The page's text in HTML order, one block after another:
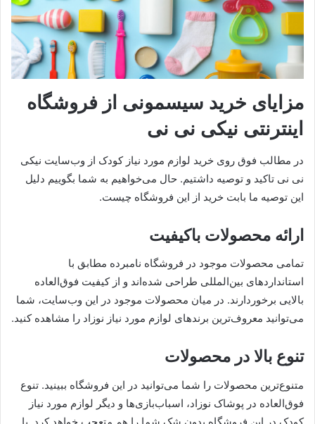
مزایای خرید سیسمونی از فروشگاه
اینترنتی نیکی نی نی
در مطالب فوق روی خرید لوازم مورد نیاز کودک از وب‌سایت نیکی
نی نی تاکید و توصیه داشتیم. حال می‌خواهیم به شما بگوییم دلیل
این توصیه ما بابت خرید از این فروشگاه چیست.
ارائه محصولات باکیفیت
تمامی محصولات موجود در فروشگاه نامبرده مطابق با
استانداردهای بین‌المللی طراحی شده‌اند و از کیفیت فوق‌العاده
بالایی برخوردارند. در میان محصولات موجود در این وب‌سایت، شما
می‌توانید معروف‌ترین برندهای لوازم مورد نیاز نوزاد را مشاهده کنید.
تنوع بالا در محصولات
متنوع‌ترین محصولات را شما می‌توانید در این فروشگاه ببینید. تنوع
فوق‌العاده در پوشاک نوزاد، اسبا‌ب‌بازی‌ها و دیگر لوازم مورد نیاز
کودک در این فروشگاه بدون شک شما را هم متعجب خواهد کرد. با